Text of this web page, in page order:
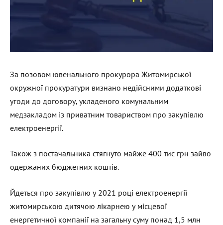
За позовом ювенального прокурора Житомирської
окружної прокуратури визнано недійсними додаткові
угоди до договору, укладеного комунальним
медзакладом із приватним товариством про закупівлю
електроенергії.
Також з постачальника стягнуто майже 400 тис грн зайво
одержаних бюджетних коштів.
Йдеться про закупівлю у 2021 році електроенергії
житомирською дитячою лікарнею у місцевої
енергетичної компанії на загальну суму понад 1,5 млн